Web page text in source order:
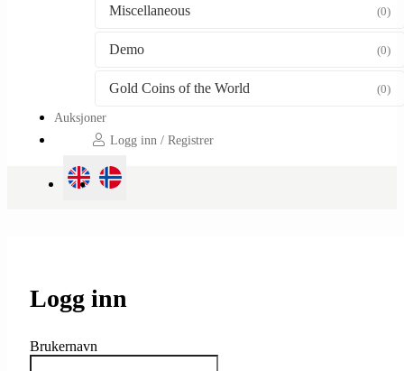
Miscellaneous (0)
Demo (0)
Gold Coins of the World (0)
Auksjoner
Logg inn / Registrer
Logg inn
Brukernavn